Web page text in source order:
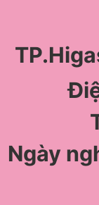
Ngày